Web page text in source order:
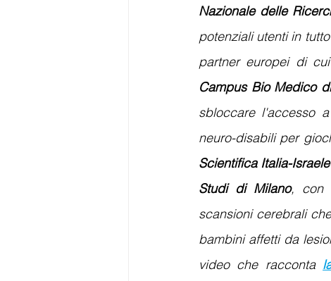
Nazionale delle
potenziali utenti in
partner europei di
Campus Bio Medico
sbloccare l'accesso
neuro-disabili per
Scientifica Italia-Israele
Studi di Milano, con
scansioni cerebrali
bambini affetti da
video che racconta